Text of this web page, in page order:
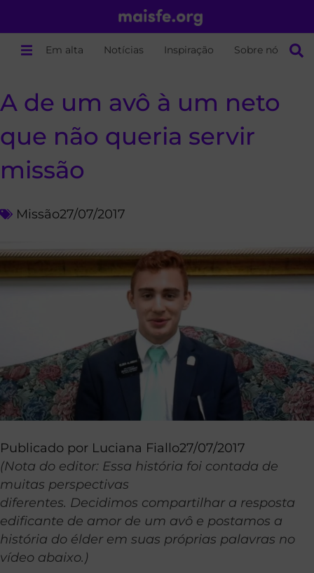
Em alta Notícias Inspiração Sobre nós
A de um avô à um neto
que não queria servir
missão
Missão27/07/2017
Publicado por Luciana Fiallo27/07/2017
(Nota do editor: Essa história foi contada de
muitas perspectivas
diferentes. Decidimos compartilhar a resposta
edificante de amor de um avô e postamos a
história do élder em suas próprias palavras no
vídeo abaixo.)